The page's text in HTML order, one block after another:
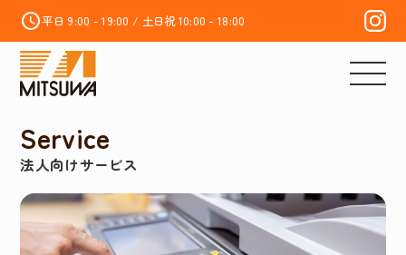
平日 9:00 - 19:00 / 土日祝 10:00 - 18:00
Service
法人向けサービス